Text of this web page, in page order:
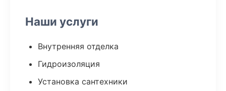
Наши услуги
Внутренняя отделка
Гидроизоляция
Установка сантехники